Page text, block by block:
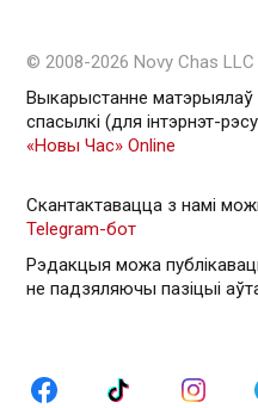
© 2008-2026 Novy Chas LLC
Выкарыстанне
спасылкі (для інтэрнэт-
«Новы Час» Online
Скантактавацца з намі
Telegram-бот
Рэдакцыя можа
не падзяляючы пазіцыі